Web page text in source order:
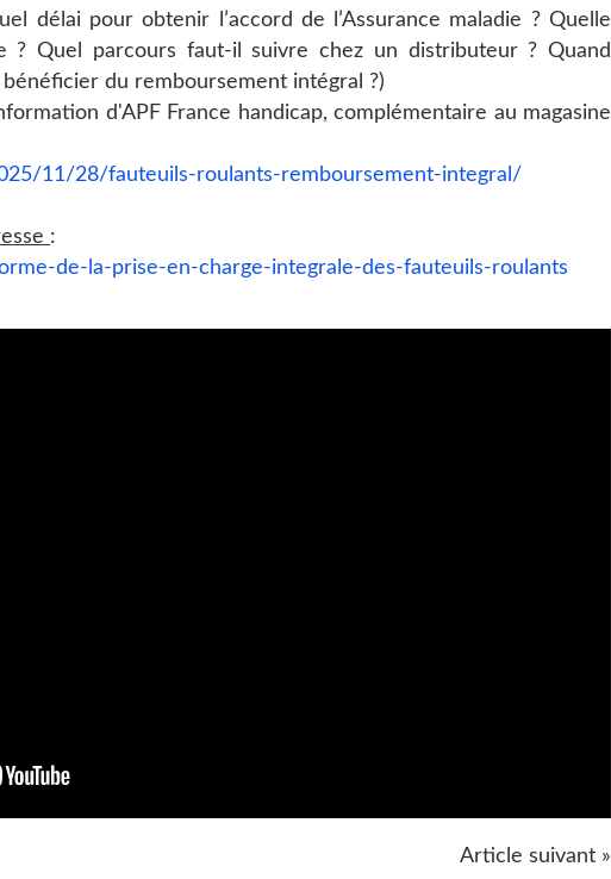
délai pour obtenir l’accord de l’Assurance maladie ? Quelle
? Quel parcours faut-il suivre chez un distributeur ? Quand
du remboursement intégral ?)
d'APF France handicap, complémentaire au magasine
11/28/fauteuils-roulants-remboursement-integral/
:
de-la-prise-en-charge-integrale-des-fauteuils-roulants
Article suivant »